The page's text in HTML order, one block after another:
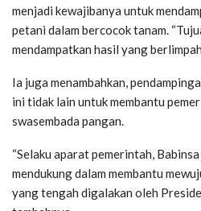
menjadi kewajibanya untuk
petani dalam bercocok tanam.
mendampatkan hasil yang
Ia juga menambahkan,
ini tidak lain untuk membantu
swasembada pangan.
“Selaku aparat pemerintah,
mendukung dalam membantu
yang tengah digalakan oleh